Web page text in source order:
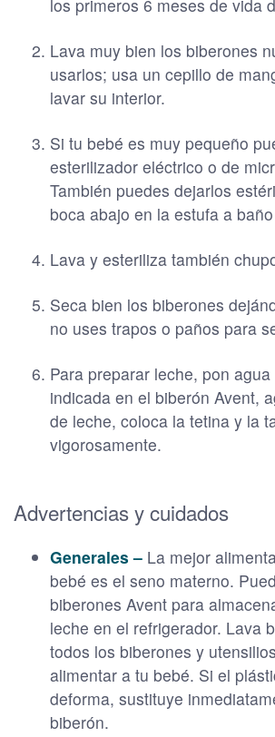
los primeros 6 meses de vida
Lava muy bien los biberones
usarlos; usa un cepillo de
lavar su interior.
Si tu bebé es muy pequeño
esterilizador eléctrico o de
También puedes dejarlos
boca abajo en la estufa a
Lava y esteriliza también
Seca bien los biberones
no uses trapos o paños para
Para preparar leche, pon
indicada en el biberón Avent,
de leche, coloca la tetina y la
vigorosamente.
Advertencias y cuidados
Generales – La mejor
bebé es el seno materno.
biberones Avent para
leche en el refrigerador. Lava
todos los biberones y
alimentar a tu bebé. Si el
deforma, sustituye
biberón.